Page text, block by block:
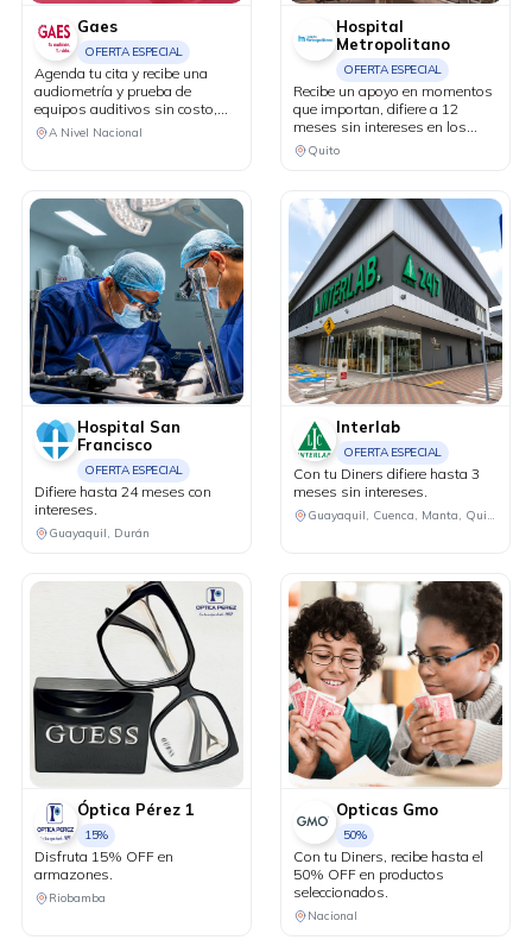
Gaes
OFERTA ESPECIAL
Agenda tu cita y recibe una
audiometría y prueba de
equipos auditivos sin costo,
más 20% de descuento en tu
primera compra.
A Nivel Nacional
Hospital
Metropolitano
OFERTA ESPECIAL
Recibe un apoyo en momentos
que importan, difiere a 12
meses sin intereses en los
servicios del Centro de Cáncer
MetroVida.
Quito
Hospital San
Francisco
OFERTA ESPECIAL
Difiere hasta 24 meses con
intereses.
Guayaquil, Durán
Interlab
OFERTA ESPECIAL
Con tu Diners difiere hasta 3
meses sin intereses.
Guayaquil, Cuenca, Manta, Quito, Machala
Óptica Pérez 1
15%
Disfruta 15% OFF en
armazones.
Riobamba
Opticas Gmo
50%
Con tu Diners, recibe hasta el
50% OFF en productos
seleccionados.
Nacional
DESCÁRGALA